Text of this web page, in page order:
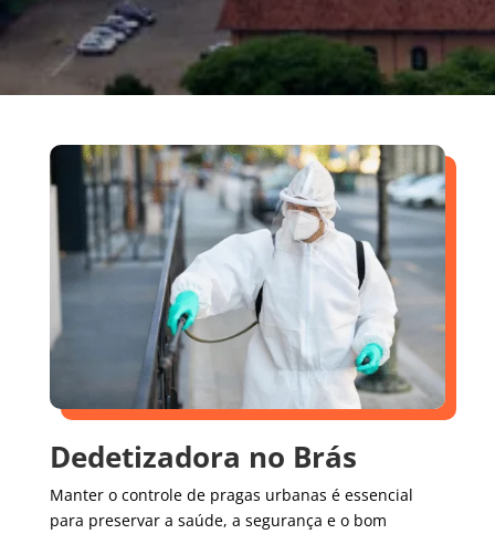
Dedetizadora no Brás
Manter o controle de pragas urbanas é essencial
para preservar a saúde, a segurança e o bom